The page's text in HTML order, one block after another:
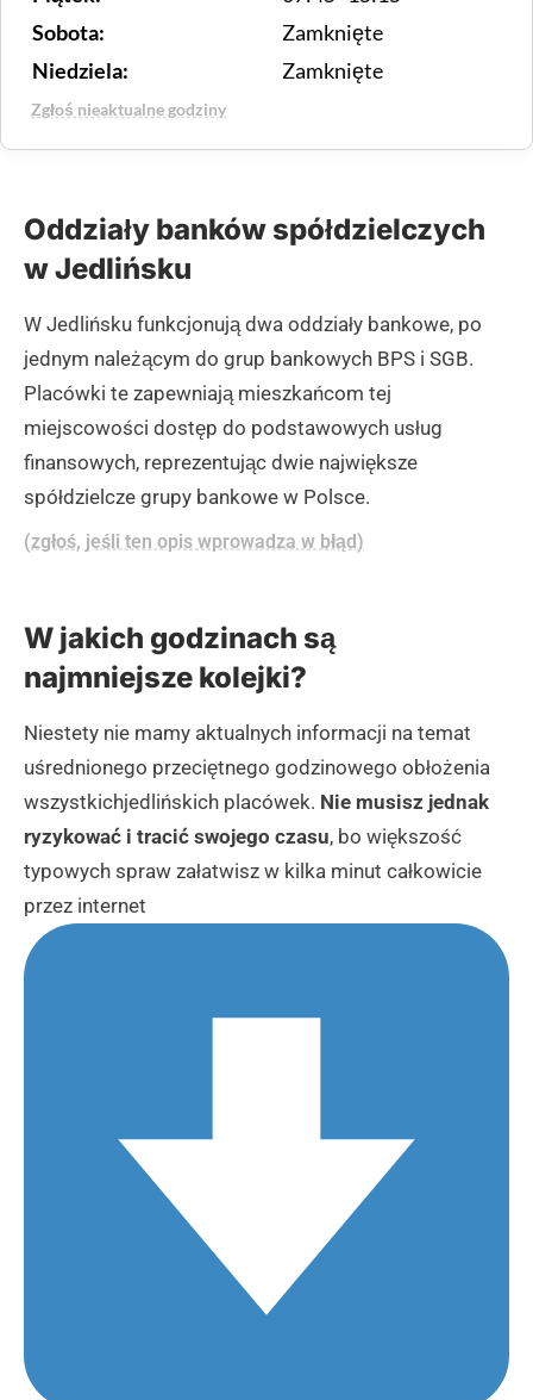
Sobota:
Zamknięte
Niedziela:
Zamknięte
Zgłoś nieaktualne godziny
Oddziały banków spółdzielczych
w Jedlińsku
W Jedlińsku funkcjonują dwa oddziały bankowe, po
jednym należącym do grup bankowych BPS i SGB.
Placówki te zapewniają mieszkańcom tej
miejscowości dostęp do podstawowych usług
finansowych, reprezentując dwie największe
spółdzielcze grupy bankowe w Polsce.
(zgłoś, jeśli ten opis wprowadza w błąd)
W jakich godzinach są
najmniejsze kolejki?
Niestety nie mamy aktualnych informacji na temat
uśrednionego przeciętnego godzinowego obłożenia
wszystkichjedlińskich placówek. Nie musisz jednak
ryzykować i tracić swojego czasu, bo większość
typowych spraw załatwisz w kilka minut całkowicie
przez internet